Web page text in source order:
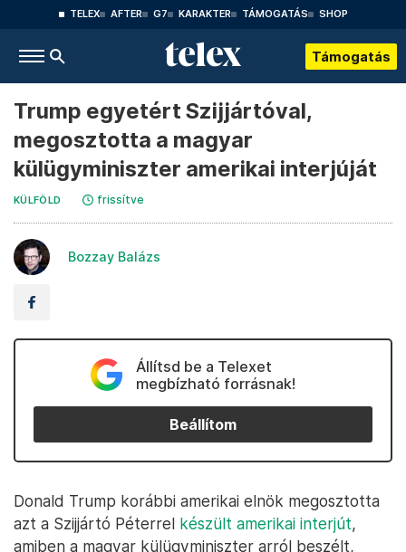
TELEX AFTER G7 KARAKTER TÁMOGATÁS SHOP
Támogatás
Trump egyetért Szijjártóval,
megosztotta a magyar
külügyminiszter amerikai interjúját
KÜLFÖLD frissítve
Bozzay Balázs
Állítsd be a Telexet
megbízható forrásnak!
Beállítom
Donald Trump korábbi amerikai elnök megosztotta
azt a Szijjártó Péterrel készült amerikai interjút,
amiben a magyar külügyminiszter arról beszélt,